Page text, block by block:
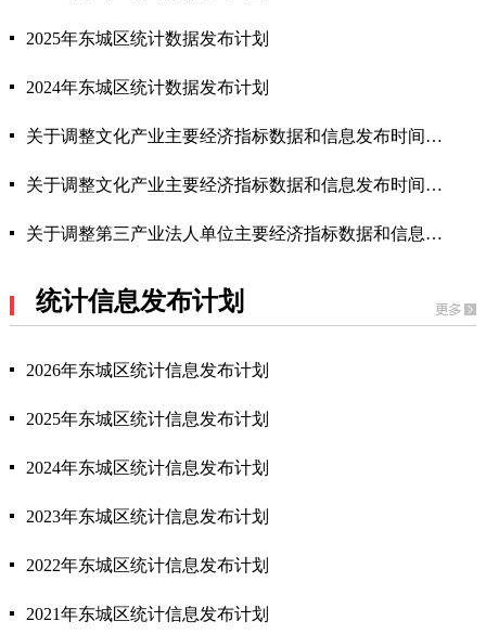
2025年东城区统计数据发布计划
2024年东城区统计数据发布计划
关于调整文化产业主要经济指标数据和信息发布时间的通告
关于调整文化产业主要经济指标数据和信息发布时间的通告
关于调整第三产业法人单位主要经济指标数据和信息发布时间的通告
统计信息发布计划
2026年东城区统计信息发布计划
2025年东城区统计信息发布计划
2024年东城区统计信息发布计划
2023年东城区统计信息发布计划
2022年东城区统计信息发布计划
2021年东城区统计信息发布计划